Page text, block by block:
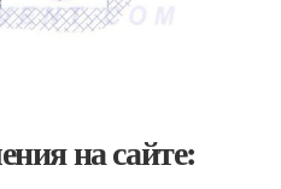
на сайте: